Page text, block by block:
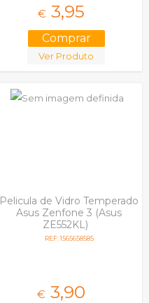
€ 3,95
Ver Produto
Pelicula de Vidro Temperado
Asus Zenfone 3 (Asus
ZE552KL)
REF: 1565658585
€ 3,90